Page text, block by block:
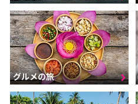
グルメの旅